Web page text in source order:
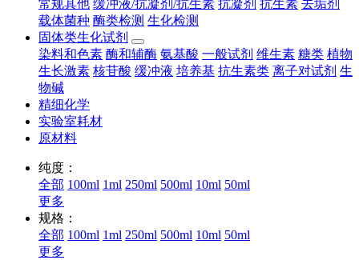
常规其他 缓冲液/抗凝剂/抗生素 抗凝剂 抗生素 去垢剂
载体菌种 酶类检测 生化检测
固体类生化试剂
染料和色素 酶和辅酶 氨基酸 一般试剂 维生素 糖类 植物
生长激素 核苷酸 缓冲液 培养基 抗生素类 离子对试剂 生
物碱
精细化学
实验室耗材
原材料
纯度：
全部 100ml 1ml 250ml 500ml 10ml 50ml
更多
规格：
全部 100ml 1ml 250ml 500ml 10ml 50ml
更多